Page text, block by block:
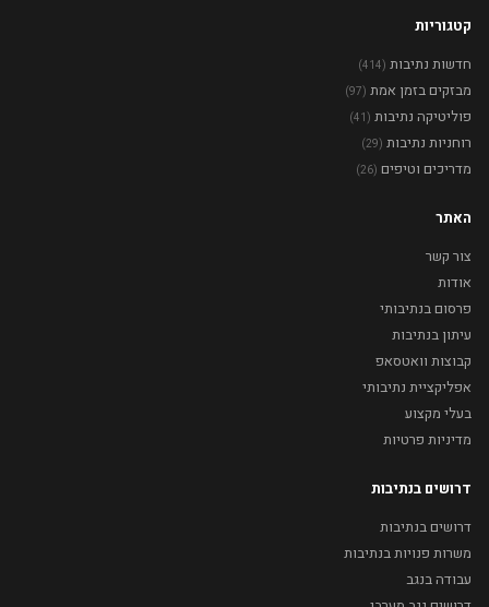
קטגוריות
חדשות נתיבות (414)
מבזקים בזמן אמת (97)
פוליטיקה נתיבות (41)
רוחניות נתיבות (29)
מדריכים וטיפים (26)
האתר
צור קשר
אודות
פרסום בנתיבותי
עיתון בנתיבות
קבוצות וואטסאפ
אפליקציית נתיבותי
בעלי מקצוע
מדיניות פרטיות
דרושים בנתיבות
דרושים בנתיבות
משרות פנויות בנתיבות
עבודה בנגב